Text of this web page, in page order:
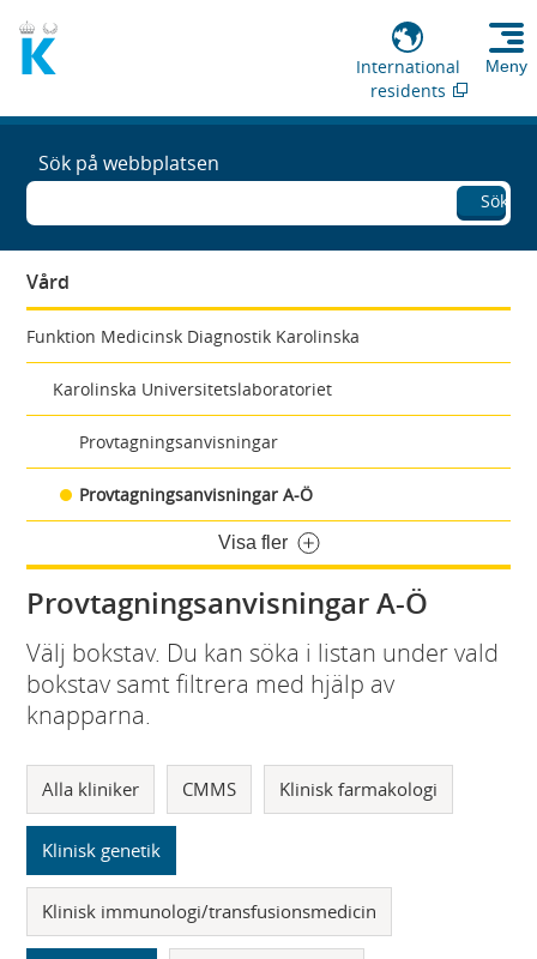
International
residents
Meny
Sök på webbplatsen
Sök
Vård
Funktion Medicinsk Diagnostik Karolinska
Karolinska Universitetslaboratoriet
Provtagningsanvisningar
Provtagningsanvisningar A-Ö
Visa fler
Provtagningsanvisningar A-Ö
Välj bokstav. Du kan söka i listan under vald
bokstav samt filtrera med hjälp av
knapparna.
Alla kliniker CMMS Klinisk farmakologi
Klinisk genetik
Klinisk immunologi/transfusionsmedicin